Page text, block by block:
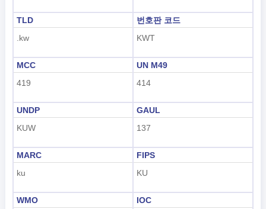
TLD
.kw
번호판 코드
KWT
MCC
419
UN M49
414
UNDP
KUW
GAUL
137
MARC
ku
FIPS
KU
WMO
IOC